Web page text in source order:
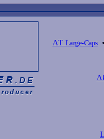
AT Large-Caps